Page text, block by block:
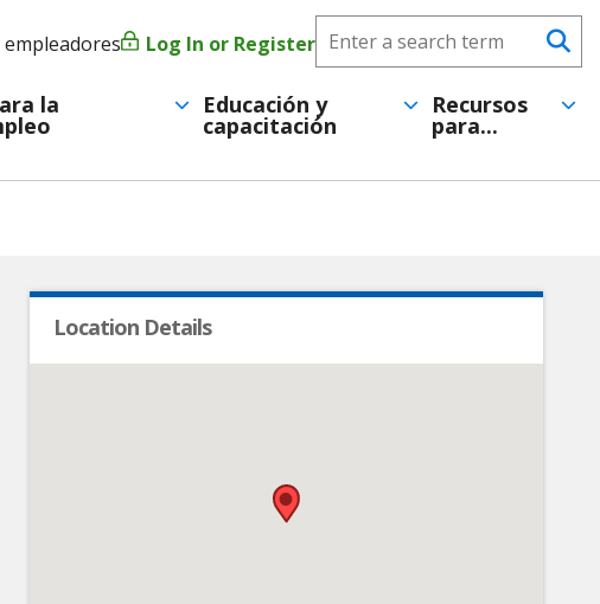
empleadoresMenú
cuenta
Log In or Register Search
la Educación y
capacitación
Recursos
para...
Location Details
•